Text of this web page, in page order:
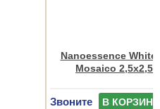
Nanoessence White
Mosaico 2,5x2,5
Звоните В КОРЗИНУ